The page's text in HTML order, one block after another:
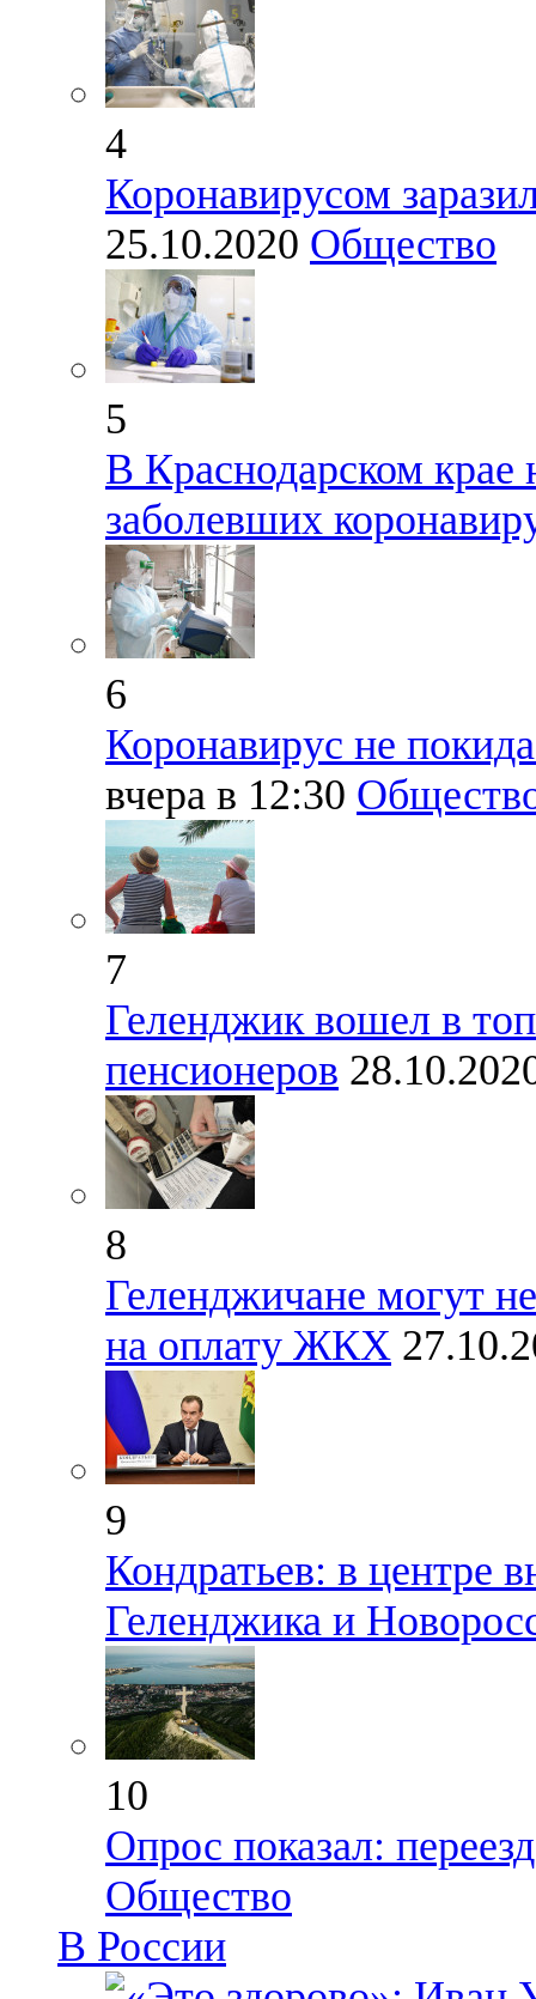
4
Коронавирусом
25.10.2020 Общество
5
В Краснодарском крае
заболевших
6
Коронавирус не
вчера в 12:30
7
Геленджик вошел в
пенсионеров
8
Геленджичане могут
на оплату ЖКХ
9
Кондратьев: в центре
Геленджика и
10
Опрос показал:
Общество
В России